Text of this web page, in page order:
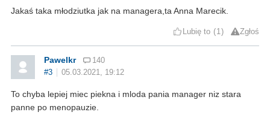
Jakaś taka młodziutka jak na managera,ta Anna Marecik.
Lubię to 1 Zgłoś
Pawelkr
140
#3
05.03.2021, 19:12
To chyba lepiej miec piekna i mloda pania manager niz stara
panne po menopauzie.